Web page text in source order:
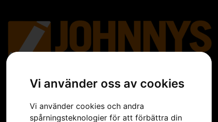
Vi använder oss av cookies
Vi använder cookies och andra
spårningsteknologier för att förbättra din